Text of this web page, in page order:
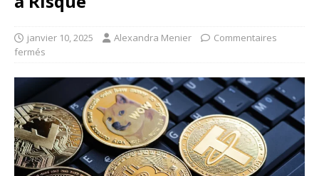
janvier 10, 2025 Alexandra Menier
Commentaires
fermés